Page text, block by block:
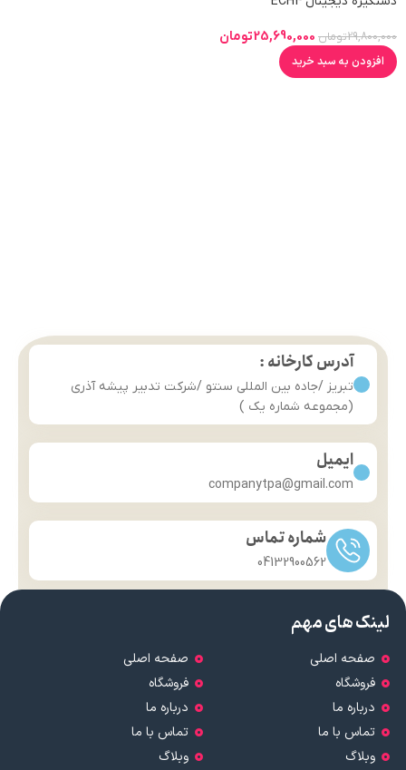
29,800,000تومان 25,690,000تومان
افزودن به سبد خرید
آدرس کارخانه :
تبریز /جاده بین المللی سنتو /شرکت تدبیر پیشه آذری
(مجموعه شماره یک )
ایمیل
companytpa@gmail.com
شماره تماس
04132900562
لینک های مهم
صفحه اصلی
فروشگاه
درباره ما
تماس با ما
وبلاگ
صفحه اصلی
فروشگاه
درباره ما
تماس با ما
وبلاگ